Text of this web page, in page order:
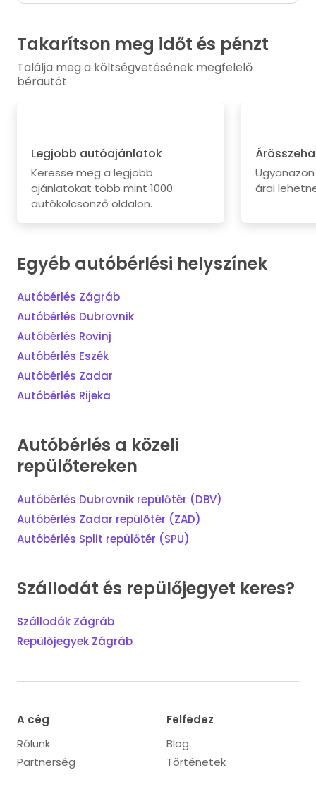
Takarítson meg időt és pénzt
Találja meg a költségvetésének megfelelő
bérautót
Legjobb autóajánlatok
Keresse meg a legjobb
ajánlatokat több mint 1000
autókölcsönző oldalon.
árai
Egyéb autóbérlési helyszínek
Autóbérlés Zágráb
Autóbérlés Dubrovnik
Autóbérlés Rovinj
Autóbérlés Eszék
Autóbérlés Zadar
Autóbérlés Rijeka
Autóbérlés a közeli
repülőtereken
Autóbérlés Dubrovnik repülőtér (DBV)
Autóbérlés Zadar repülőtér (ZAD)
Autóbérlés Split repülőtér (SPU)
Szállodát és repülőjegyet keres?
Szállodák Zágráb
Repülőjegyek Zágráb
A cég
Rólunk
Partnerség
Felfedez
Blog
Történetek